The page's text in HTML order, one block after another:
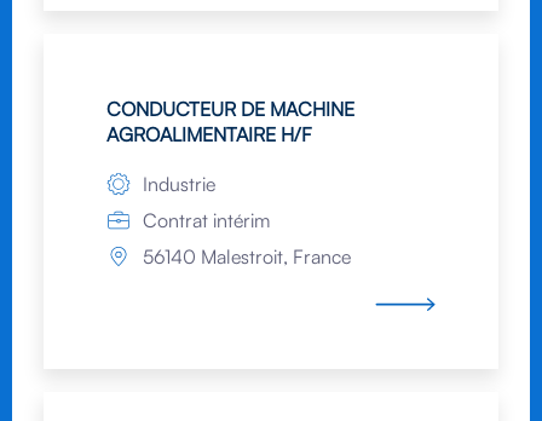
CONDUCTEUR DE MACHINE
AGROALIMENTAIRE H/F
Industrie
Contrat intérim
56140 Malestroit, France